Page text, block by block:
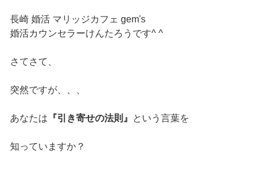
長崎 婚活 マリッジカフェ gem's
婚活カウンセラーけんたろうです^ ^
さてさて、
突然ですが、、、
あなたは 『引き寄せの法則』 という言葉を
知っていますか？